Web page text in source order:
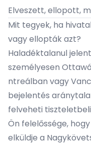
Elveszett, ellopott,
Mit tegyek, ha
vagy ellopták azt?
Haladéktalanul
személyesen
ntreálban vagy
bejelentés
felveheti
Ön felelőssége,
elküldje a